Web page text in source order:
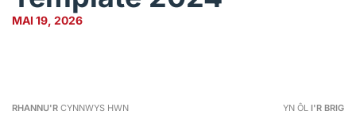
MAI 19, 2026
RHANNU'R CYNNWYS HWN YN ÔL I'R BRIG